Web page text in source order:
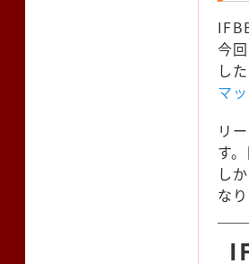
今
した
マ
リ
す
し
なり